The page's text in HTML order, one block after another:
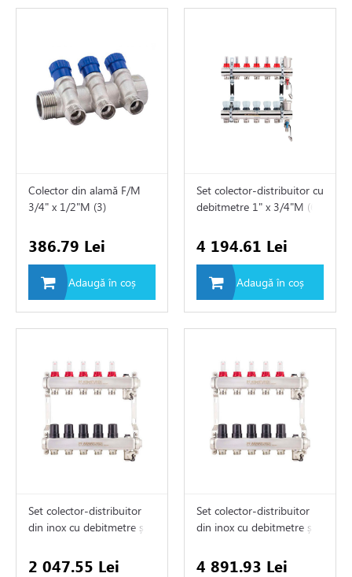
apa
de apă și canalizare
expansiune
Colector din alamă F/M
3/4" х 1/2"M (3)
386.79 Lei
Adaugă în coș
Set colector-distribuitor cu
debitmetre 1" х 3/4"M (6)
4 194.61 Lei
Adaugă în coș
Set colector-distribuitor
din inox cu debitmetre și
3/4"M (3)
2 047.55 Lei
Set colector-distribuitor
din inox cu debitmetre și
3/4"M (9)
4 891.93 Lei